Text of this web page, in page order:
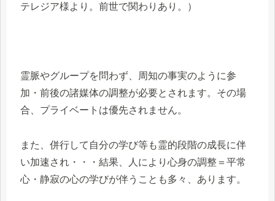
テレジア様より。前世で関わりあり。）
霊脈やグループを問わず、周知の事実のように参
加・前後の諸媒体の調整が必要とされます。その場
合、プライベートは優先されません。
また、併行して自分の学び等も霊的段階の成長に伴
い加速され・・・結果、人により心身の調整＝平常
心・静寂の心の学びが伴うことも多々、あります。